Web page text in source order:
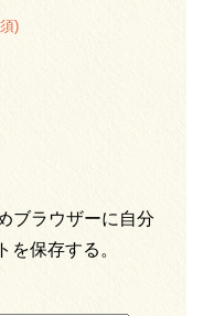
)
ブラウザーに自分
を保存する。